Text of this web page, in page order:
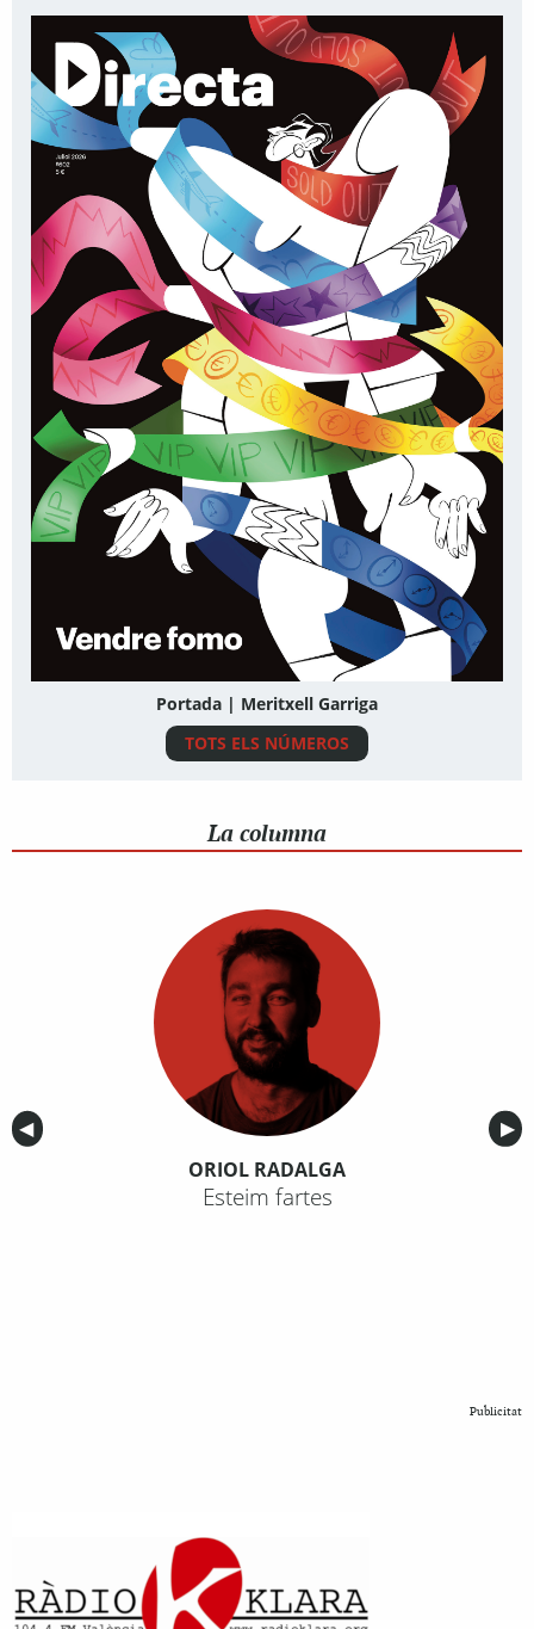
Portada | Meritxell Garriga
TOTS ELS NÚMEROS
La columna
Anterior
◀︎ ▶︎
ORIOL RADALGA
Esteim fartes
Publicitat